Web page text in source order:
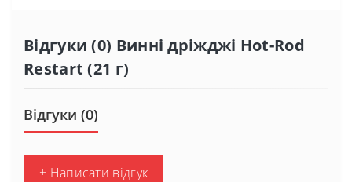
Відгуки (0) Винні дріжджі Hot-Rod
Restart (21 г)
Відгуки (0)
+ Написати відгук